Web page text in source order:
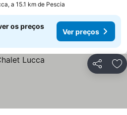
a 15.1 km de Pescia
os preços
Ver preços
Partilhar